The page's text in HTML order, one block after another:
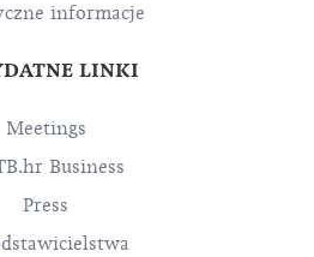
informacje
LINKI
Meetings
Business
Press